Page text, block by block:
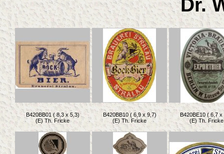
Dr.
B420BB01 ( 8,3 x 5,3)
(E) Th. Fricke
B420BB10 ( 6,9 x 9,7)
(E) Th. Fricke
B420BE10 ( 6,7 x
(E) Th. Fricke